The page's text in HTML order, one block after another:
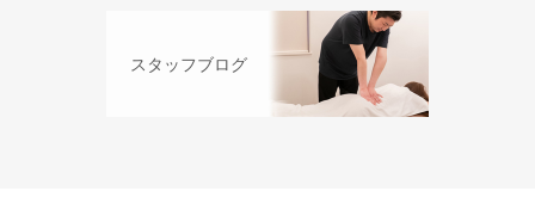
スタッフブログ